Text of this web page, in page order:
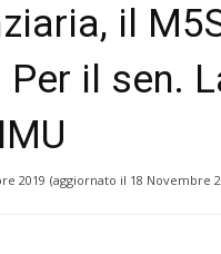
il
il sen.
2019 (aggiornato il 18 Novembre